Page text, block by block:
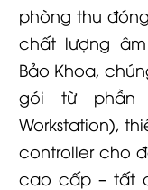
phòng thu
chất lượng
Bảo Khoa,
gói từ phần
Workstation),
controller cho
cao cấp – tất